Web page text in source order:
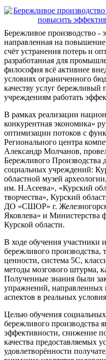
Бережливое производство -
направленная на
счёт устранения потерь и
разработанная для
философия всё активнее
условиях ограниченного
качеству услуг
учреждениям работать
В рамках реализации
конкурентная экономика»
оптимизации потоков с
Регионального центра
Александр Молчанов,
Бережливого Производства
социальных учреждений:
областной музей
им. Н.Асеева», «Курский
творчества», Курский
ДО «СШОР» г.
Яковлева» и Министерства
Курской области.
В ходе обучения участники
бережливого производства,
ценности, система 5С,
методы мозгового штурма,
Полученные знания были
упражнений, направленных
аспектов в реальных
Целью обучения
бережливого производства
эффективности, снижение
качества предоставляемых
удовлетворённости